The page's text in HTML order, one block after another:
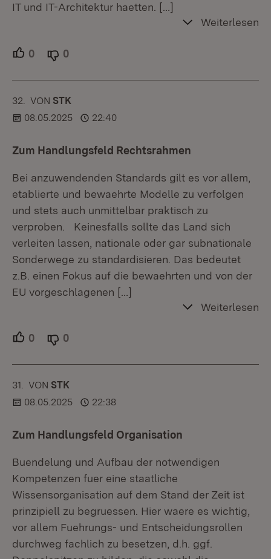
IT und IT-Architektur haetten.
[…]
Weiterlesen
0 Unterstützer.
0
32. KOMMENTAR
VON :STK
08.05.2025
22:40
Zum Handlungsfeld Rechtsrahmen
Bei anzuwendenden Standards gilt es vor allem,
etablierte und bewaehrte Modelle zu verfolgen
und stets auch unmittelbar praktisch zu
verproben. Keinesfalls sollte das Land sich
verleiten lassen, nationale oder gar subnationale
Sonderwege zu standardisieren. Das bedeutet
z.B. einen Fokus auf die bewaehrten und von der
EU vorgeschlagenen […]
Weiterlesen
0 Unterstützer.
0
31. KOMMENTAR
VON :STK
08.05.2025
22:38
Zum Handlungsfeld Organisation
Buendelung und Aufbau der notwendigen
Kompetenzen fuer eine staatliche
Wissensorganisation auf dem Stand der Zeit ist
prinzipiell zu begruessen. Hier waere es wichtig,
vor allem Fuehrungs- und Entscheidungsrollen
durchweg fachlich zu besetzen, d.h. ggf.